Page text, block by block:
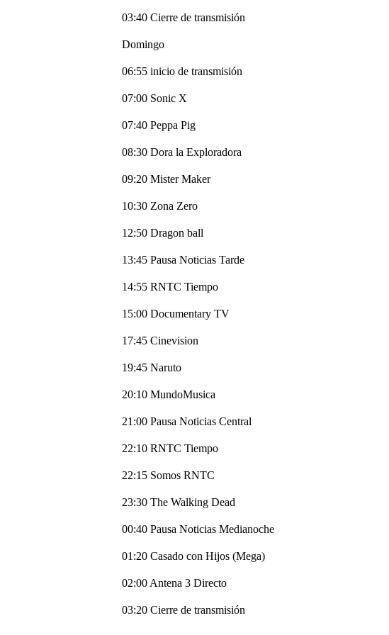
03:40 Cierre de transmisión
Domingo
06:55 inicio de transmisión
07:00 Sonic X
07:40 Peppa Pig
08:30 Dora la Exploradora
09:20 Mister Maker
10:30 Zona Zero
12:50 Dragon ball
13:45 Pausa Noticias Tarde
14:55 RNTC Tiempo
15:00 Documentary TV
17:45 Cinevision
19:45 Naruto
20:10 MundoMusica
21:00 Pausa Noticias Central
22:10 RNTC Tiempo
22:15 Somos RNTC
23:30 The Walking Dead
00:40 Pausa Noticias Medianoche
01:20 Casado con Hijos (Mega)
02:00 Antena 3 Directo
03:20 Cierre de transmisión